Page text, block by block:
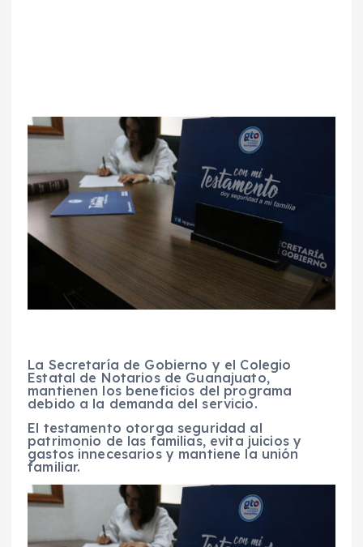
La Secretaría de Gobierno y el Colegio
Estatal de Notarios de Guanajuato,
mantienen los beneficios del programa
debido a la demanda del servicio.
El testamento otorga seguridad al
patrimonio de las familias, evita juicios y
gastos innecesarios y mantiene la unión
familiar.